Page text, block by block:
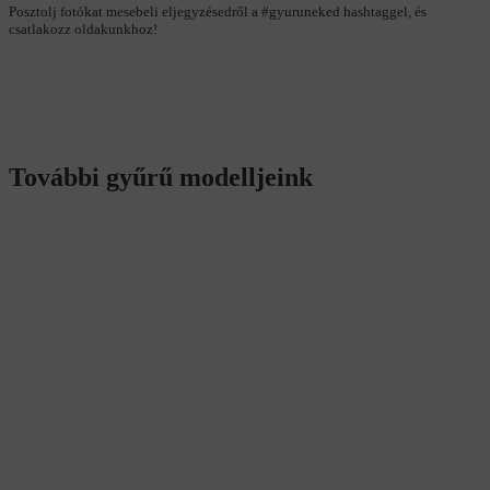
Posztolj fotókat mesebeli eljegyzésedről a #gyuruneked hashtaggel, és
csatlakozz oldakunkhoz!
További gyűrű modelljeink